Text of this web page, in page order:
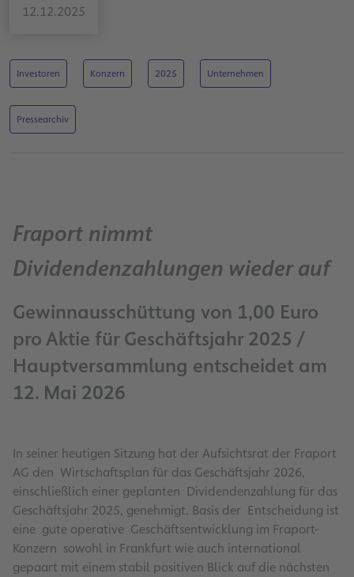
12.12.2025
Investoren Konzern 2025 Unternehmen
Pressearchiv
Fraport nimmt
Dividendenzahlungen wieder auf
Gewinnausschüttung von 1,00 Euro
pro Aktie für Geschäftsjahr 2025 /
Hauptversammlung entscheidet am
12. Mai 2026
In seiner heutigen Sitzung hat der Aufsichtsrat der Fraport
AG den Wirtschaftsplan für das Geschäftsjahr 2026,
einschließlich einer geplanten Dividendenzahlung für das
Geschäftsjahr 2025, genehmigt. Basis der Entscheidung ist
eine gute operative Geschäftsentwicklung im Fraport-
Konzern sowohl in Frankfurt wie auch international
gepaart mit einem stabil positiven Blick auf die nächsten